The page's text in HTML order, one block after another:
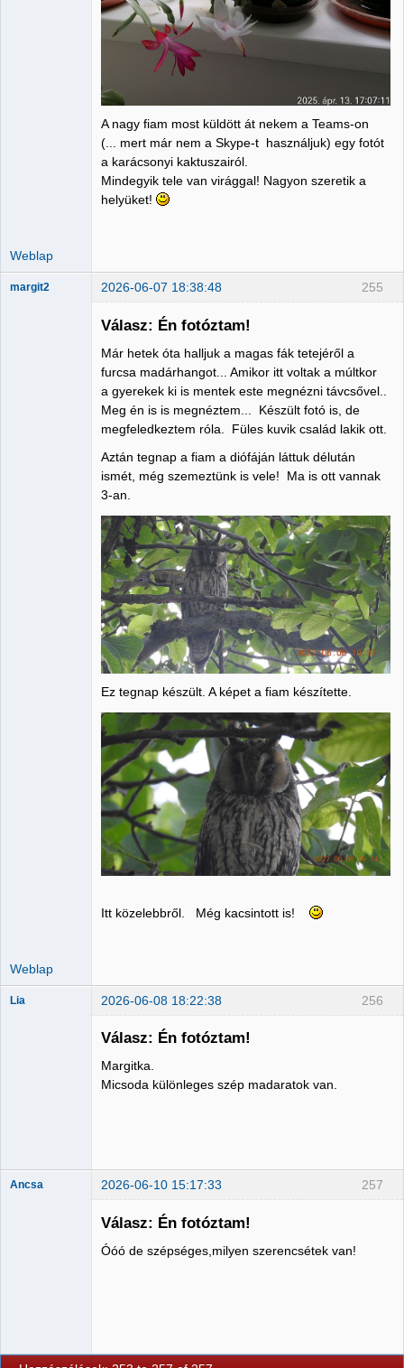
A nagy fiam most küldött át nekem a Teams-on
(... mert már nem a Skype-t használjuk) egy fotót
a karácsonyi kaktuszairól.
Mindegyik tele van virággal! Nagyon szeretik a
helyüket!
Weblap
255
margit2 2026-06-07 18:38:48
Válasz: Én fotóztam!
Már hetek óta halljuk a magas fák tetejéről a
furcsa madárhangot... Amikor itt voltak a múltkor
a gyerekek ki is mentek este megnézni távcsővel..
Meg én is is megnéztem... Készült fotó is, de
megfeledkeztem róla. Füles kuvik család lakik ott.
Aztán tegnap a fiam a diófáján láttuk délután
ismét, még szemeztünk is vele! Ma is ott vannak
3-an.
Ez tegnap készült. A képet a fiam készítette.
Itt közelebbről. Még kacsintott is!
Weblap
256
Lia 2026-06-08 18:22:38
Válasz: Én fotóztam!
Margitka.
Micsoda különleges szép madaratok van.
257
Ancsa 2026-06-10 15:17:33
Válasz: Én fotóztam!
Óóó de szépséges,milyen szerencsétek van!